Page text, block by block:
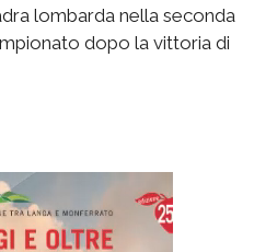
lombarda nella seconda
dopo la vittoria di